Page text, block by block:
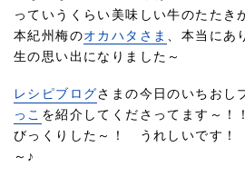
っていうくらい美味しい牛のたたき
本紀州梅のオカハタさま 、本当にあ
生の思い出になりました～
レシピブログさまの今日のいちおし
っこ を紹介してくださってます～！！
びっくりした～！ うれしいです！
～♪